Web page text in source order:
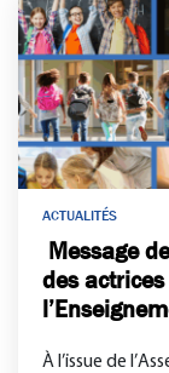
ACTUALITÉS
Message
des
À l’issue de